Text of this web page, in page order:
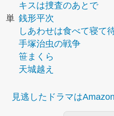
キスは捜査のあとで
単 銭形平次
しあわせは食べて寝て
手塚治虫の戦争
笹まくら
天城越え
見逃したドラマは